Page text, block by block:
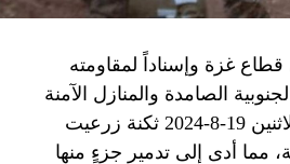
غزة وإسناداً لمقاومته
الصامدة والمنازل الآمنة
وخصوصاً في بلدة باتوليه، استهدف مجاهدو المقاومة الإسلامية يوم الاثنين 19-8-2024 ثكنة زرعيت
مما أدى إلى تدمير جزءٍ منها